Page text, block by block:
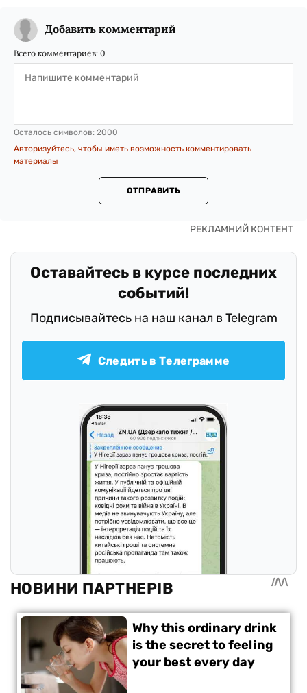
Добавить комментарий
Всего комментариев: 0
Осталось символов: 2000
Авторизуйтесь, чтобы иметь возможность комментировать
материалы
ОТПРАВИТЬ
Оставайтесь в курсе последних
событий!
Подписывайтесь на наш канал в Telegram
Следить в Телеграмме